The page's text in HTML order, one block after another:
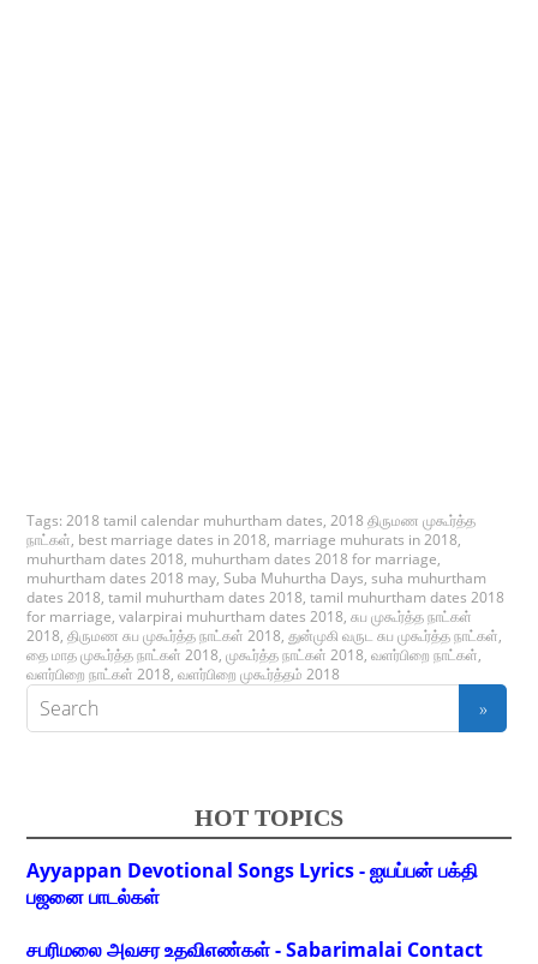
Tags:2018 tamil calendar muhurtham dates,2018 திருமண முகூர்த்த
நாட்கள், best marriage dates in 2018, marriage muhurats in 2018,
muhurtham dates 2018, muhurtham dates 2018 for marriage,
muhurtham dates 2018 may,Suba Muhurtha Days,suha muhurtham
dates 2018,tamil muhurtham dates 2018,tamil muhurtham dates 2018
for marriage,valarpirai muhurtham dates 2018,சுப முகூர்த்த நாட்கள்
2018,திருமண சுப முகூர்த்த நாட்கள் 2018,துன்முகி வருட சுப முகூர்த்த நாட்கள்,
தை மாத முகூர்த்த நாட்கள் 2018,முகூர்த்த நாட்கள் 2018,வளர்பிறை நாட்கள்,
வளர்பிறை நாட்கள் 2018,வளர்பிறை முகூர்த்தம் 2018
HOT TOPICS
Ayyappan Devotional Songs Lyrics - ஐயப்பன் பக்தி
பஜனை பாடல்கள்
சபரிமலை அவசர உதவிஎண்கள் - Sabarimalai Contact